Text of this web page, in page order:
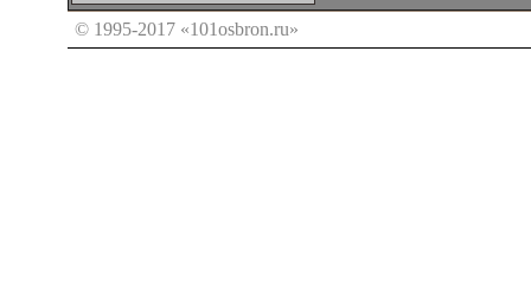
© 1995-2017 «101osbron.ru»